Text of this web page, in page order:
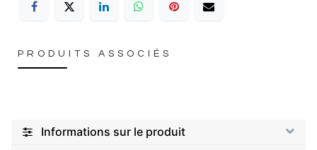
PRODUITS ASSOCIÉS
Informations sur le produit